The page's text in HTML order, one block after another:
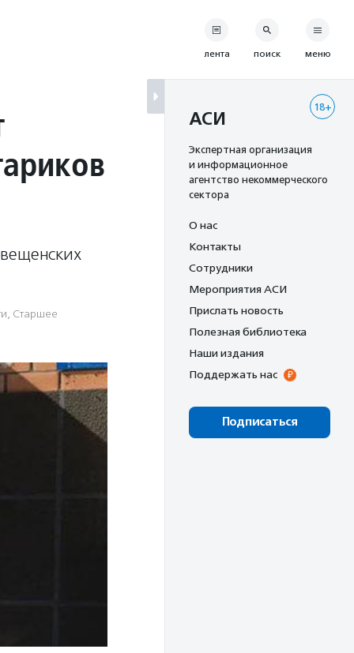
, Старшее
лента поиск меню
18+
АСИ
Экспертная организация
и информационное
агентство некоммерческого
сектора
О нас
Контакты
Сотрудники
Мероприятия АСИ
Прислать новость
Полезная библиотека
Наши издания
Поддержать нас
Подписаться